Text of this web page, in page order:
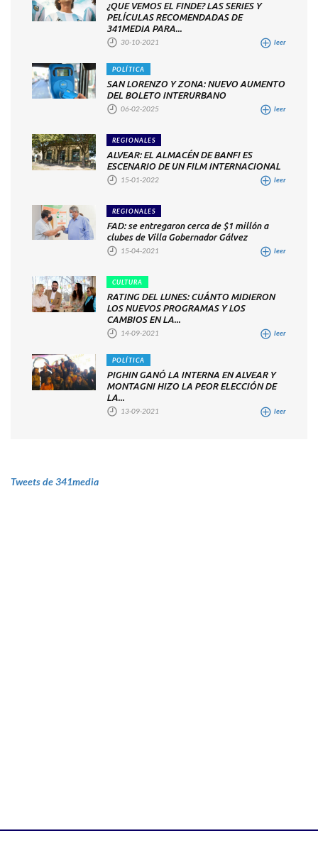
¿QUE VEMOS EL FINDE? LAS SERIES Y
PELÍCULAS RECOMENDADAS DE
341MEDIA PARA...
30-10-2021 leer
POLÍTICA
SAN LORENZO Y ZONA: NUEVO AUMENTO
DEL BOLETO INTERURBANO
06-02-2025 leer
REGIONALES
ALVEAR: EL ALMACÉN DE BANFI ES
ESCENARIO DE UN FILM INTERNACIONAL
15-01-2022 leer
REGIONALES
FAD: se entregaron cerca de $1 millón a
clubes de Villa Gobernador Gálvez
15-04-2021 leer
CULTURA
RATING DEL LUNES: CUÁNTO MIDIERON
LOS NUEVOS PROGRAMAS Y LOS
CAMBIOS EN LA...
14-09-2021 leer
POLÍTICA
PIGHIN GANÓ LA INTERNA EN ALVEAR Y
MONTAGNI HIZO LA PEOR ELECCIÓN DE
LA...
13-09-2021 leer
Tweets de 341media